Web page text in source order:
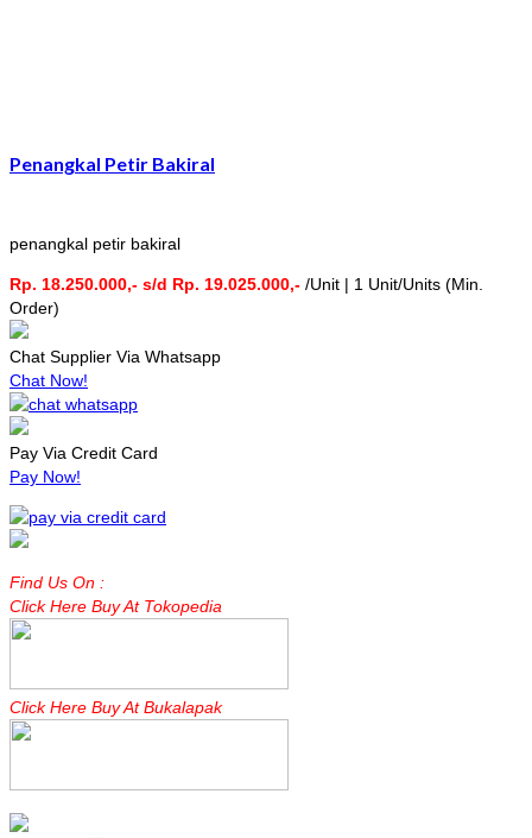
Penangkal Petir Bakiral
penangkal petir bakiral
Rp. 18.250.000,- s/d Rp. 19.025.000,- /Unit | 1 Unit/Units (Min.
Order)
Chat Supplier Via Whatsapp
Chat Now!
Pay Via Credit Card
Pay Now!
Find Us On :
Click Here Buy At Tokopedia
Click Here Buy At Bukalapak